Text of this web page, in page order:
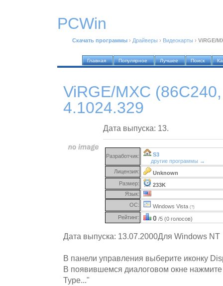
PCWin
Скачать программы › Драйверы › Видеокарты › ViRGE/
Главная Популярное Лучшее Поиск
ViRGE/MXC
4.1024.329
Дата выпуска: 13.
Разработчик:
S3
другие программы →
Лицензия:
Unknown
Размер:
233K
Язык:
ОС:
Windows Vista (?)
Рейтинг: 0 /5 (0 голосов)
Дата выпуска: 13.07.2000Для Windows NT
В панели управления выберите иконку
В появившемся диалоговом окне
Type..."